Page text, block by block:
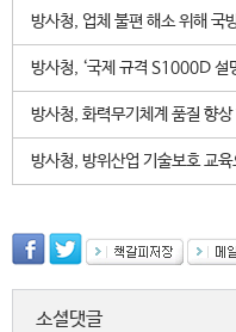
방사청, 업체 불편 해소 위해 국
방사청, ‘국제 규격 S1000D 설
방사청, 화력무기체계 품질 향상
방사청, 방위산업 기술보호 교
소셜댓글